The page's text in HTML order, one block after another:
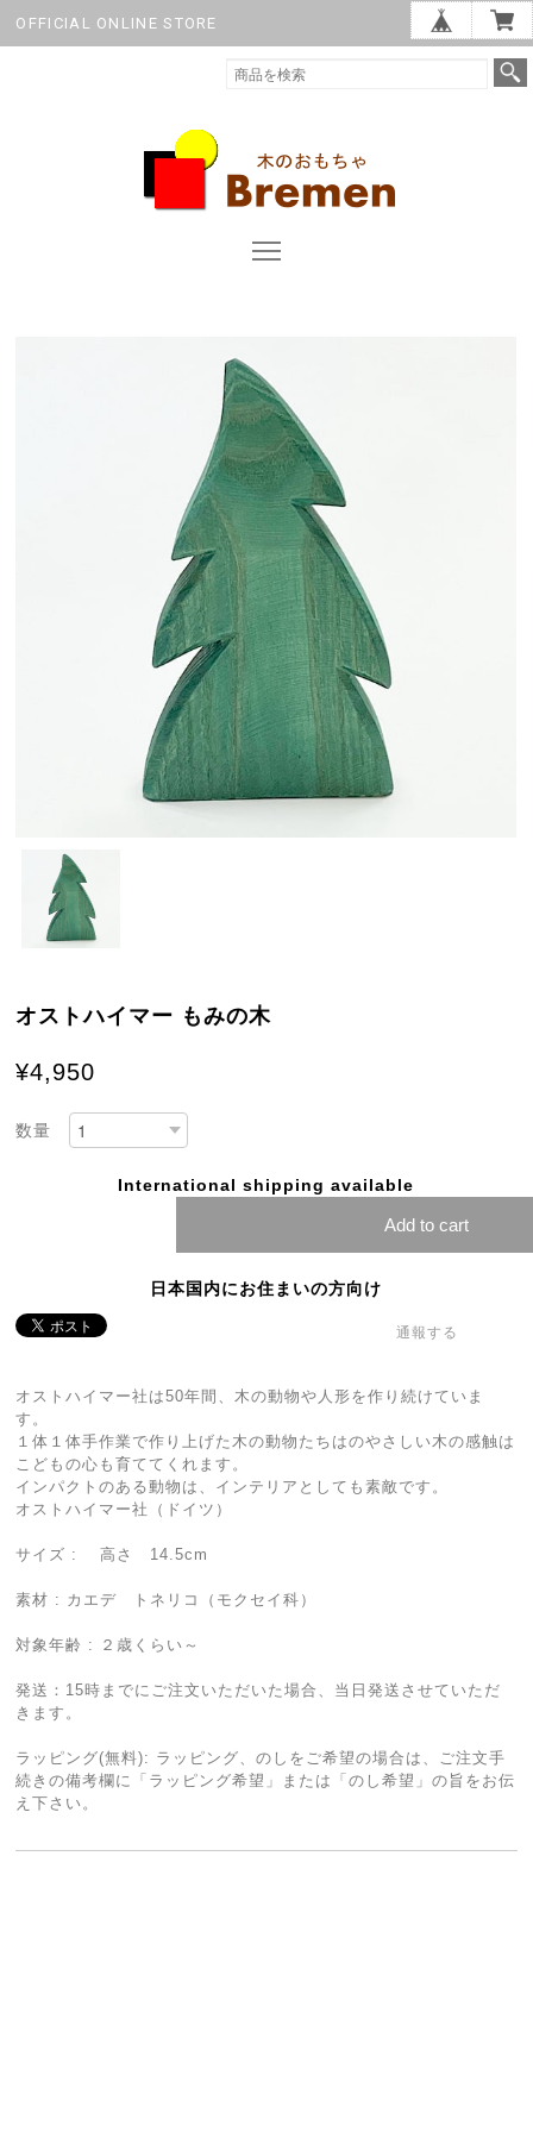
OFFICIAL ONLINE STORE
オストハイマー もみの木
¥4,950
数量
International shipping available
Add to cart
日本国内にお住まいの方向け
通報する
オストハイマー社は50年間、木の動物や人形を作り続けていま
す。
１体１体手作業で作り上げた木の動物たちはのやさしい木の感触は
こどもの心も育ててくれます。
インパクトのある動物は、インテリアとしても素敵です。
オストハイマー社（ドイツ）
サイズ : 高さ 14.5cm
素材 : カエデ トネリコ（モクセイ科）
対象年齢 : ２歳くらい～
発送：15時までにご注文いただいた場合、当日発送させていただ
きます。
ラッピング(無料): ラッピング、のしをご希望の場合は、ご注文手
続きの備考欄に「ラッピング希望」または「のし希望」の旨をお伝
え下さい。